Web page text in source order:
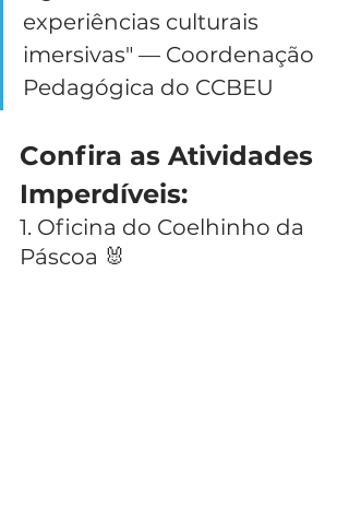
experiências culturais
imersivas" — Coordenação
Pedagógica do CCBEU
Confira as Atividades
Imperdíveis:
1. Oficina do Coelhinho da
Páscoa 🐰